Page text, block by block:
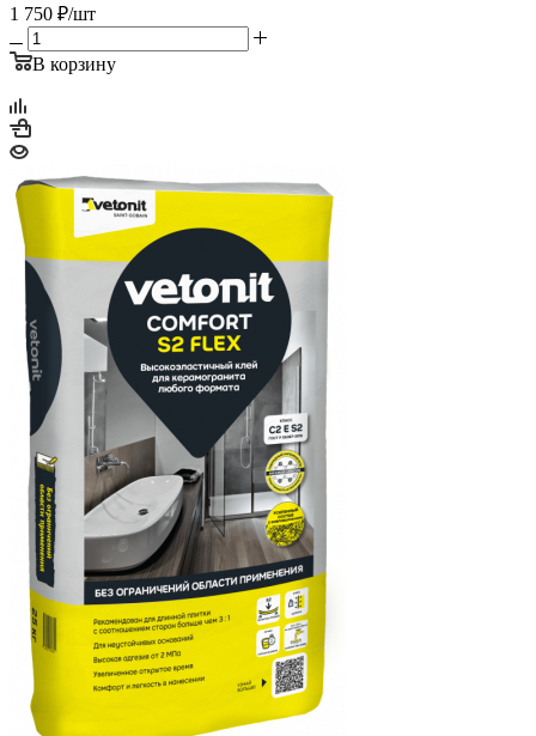
1 750 ₽/шт
В корзину